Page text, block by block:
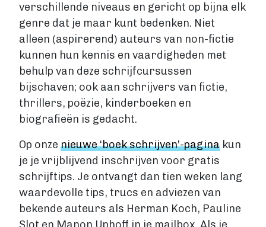
Stappenplan
Boek schrijven
BOEK SCHRIJVEN
Boek redigeren
BOEK MAKEN
Boek maken
Zakelijk boek
Kennis boek
Fictie boek
Luisterboek
ZAKELIJK
Zakelijk boek
Coachingboek
verschillende niveaus en gericht op bijna elk
genre dat je maar kunt bedenken. Niet
alleen (aspirerend) auteurs van non-fictie
kunnen hun kennis en vaardigheden met
behulp van deze schrijfcursussen
bijschaven; ook aan schrijvers van fictie,
thrillers, poëzie, kinderboeken en
biografieën is gedacht.
Op onze nieuwe ‘boek schrijven’-pagina kun
je je vrijblijvend inschrijven voor gratis
schrijftips. Je ontvangt dan tien weken lang
waardevolle tips, trucs en adviezen van
bekende auteurs als Herman Koch, Pauline